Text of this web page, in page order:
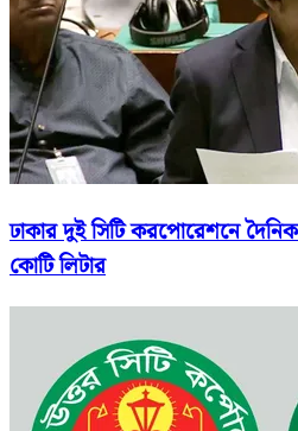
ঢাকার দুই সিটি করপোরেশনে
কোটি লিটার